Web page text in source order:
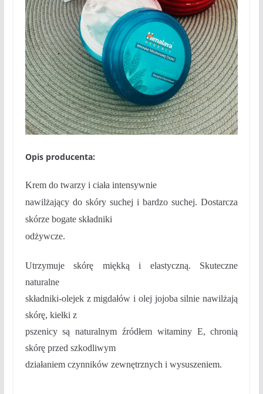
Opis producenta:
Krem do twarzy i ciała intensywnie
nawilżający do skóry suchej i bardzo suchej. Dostarcza
skórze bogate składniki
odżywcze.
Utrzymuje skórę miękką i elastyczną. Skuteczne
naturalne
składniki-olejek z migdałów i olej jojoba silnie nawilżają
skórę, kiełki z
pszenicy są naturalnym źródłem witaminy E, chronią
skórę przed szkodliwym
działaniem czynników zewnętrznych i wysuszeniem.